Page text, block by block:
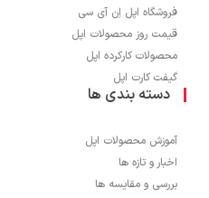
فروشگاه اپل اِن آی سی
قیمت روز محصولات اپل
محصولات کارکرده اپل
گیفت کارت اپل
دسته بندی ها
آموزش محصولات اپل
اخبار و تازه ها
بررسی و مقایسه ها